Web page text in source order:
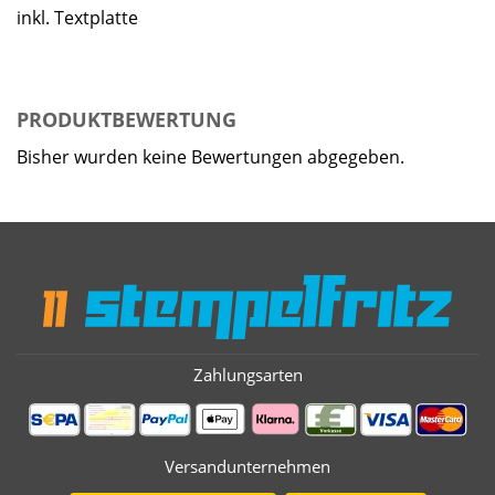
inkl. Textplatte
PRODUKTBEWERTUNG
Bisher wurden keine Bewertungen abgegeben.
Zahlungsarten
Versandunternehmen